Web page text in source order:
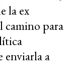
la ex
camino para
a